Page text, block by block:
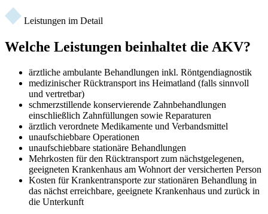
Leistungen im Detail
Welche Leistungen beinhaltet die AKV?
ärztliche ambulante Behandlungen inkl. Röntgendiagnostik
medizinischer Rücktransport ins Heimatland (falls sinnvoll
und vertretbar)
schmerzstillende konservierende Zahnbehandlungen
einschließlich Zahnfüllungen sowie Reparaturen
ärztlich verordnete Medikamente und Verbandsmittel
unaufschiebbare Operationen
unaufschiebbare stationäre Behandlungen
Mehrkosten für den Rücktransport zum nächstgelegenen,
geeigneten Krankenhaus am Wohnort der versicherten Person
Kosten für Krankentransporte zur stationären Behandlung in
das nächst erreichbare, geeignete Krankenhaus und zurück in
die Unterkunft